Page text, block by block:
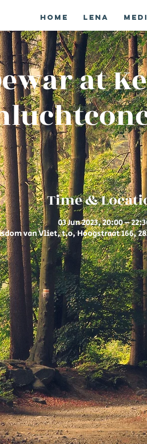
Home Lena
at
Time &
03 Jun 2023, 20:00 –
van Vliet, t.o, Hoogstraat 166,